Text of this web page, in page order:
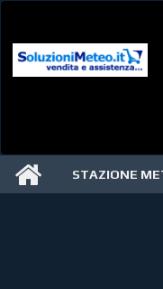
STAZIONE